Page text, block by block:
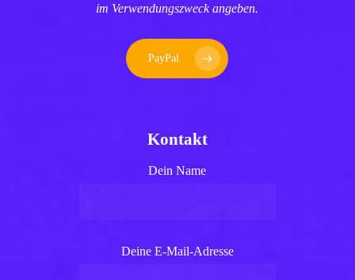
im Verwendungszweck angeben.
PayPal
Kontakt
Dein Name
Deine E-Mail-Adresse